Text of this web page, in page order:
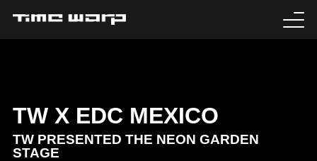
TW X EDC MEXICO
TW PRESENTED THE NEON GARDEN
STAGE
EXPERIENCE